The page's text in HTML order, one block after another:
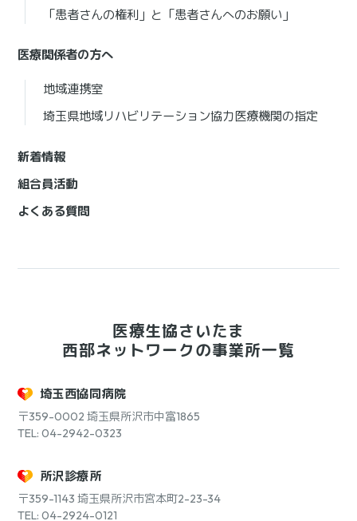
「患者さんの権利」と「患者さんへのお願い」
医療関係者の方へ
地域連携室
埼玉県地域リハビリテーション協力医療機関の指定
新着情報
組合員活動
よくある質問
医療生協さいたま
西部ネットワークの事業所一覧
埼玉西協同病院
〒359-0002 埼玉県所沢市中富1865
TEL: 04-2942-0323
所沢診療所
〒359-1143 埼玉県所沢市宮本町2-23-34
TEL: 04-2924-0121